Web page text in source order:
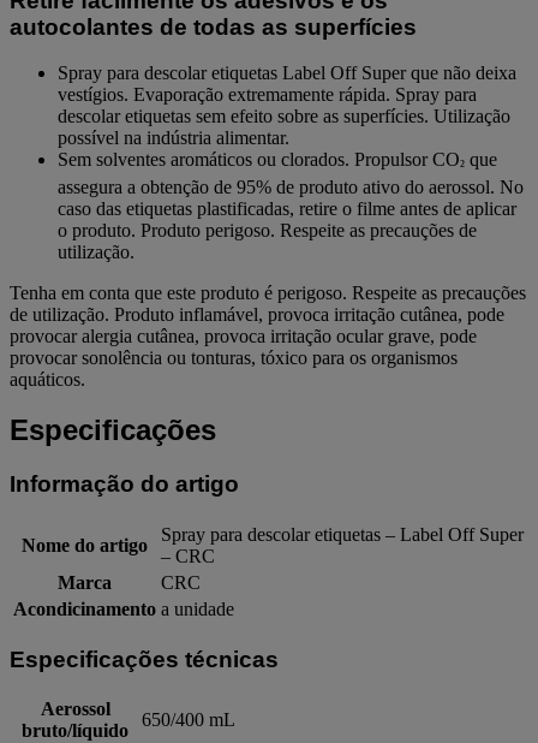
autocolantes de todas as superfícies
Spray para descolar etiquetas Label Off Super que não deixa
vestígios. Evaporação extremamente rápida. Spray para
descolar etiquetas sem efeito sobre as superfícies. Utilização
possível na indústria alimentar.
Sem solventes aromáticos ou clorados. Propulsor CO² que
assegura a obtenção de 95% de produto ativo do aerossol. No
caso das etiquetas plastificadas, retire o filme antes de aplicar
o produto. Produto perigoso. Respeite as precauções de
utilização.
Tenha em conta que este produto é perigoso. Respeite as precauções
de utilização. Produto inflamável, provoca irritação cutânea, pode
provocar alergia cutânea, provoca irritação ocular grave, pode
provocar sonolência ou tonturas, tóxico para os organismos
aquáticos.
Especificações
Informação do artigo
Nome do artigo
Spray para descolar etiquetas – Label Off Super
– CRC
Marca
CRC
Acondicinamento a unidade
Especificações técnicas
Aerossol
bruto/líquido
650/400 mL